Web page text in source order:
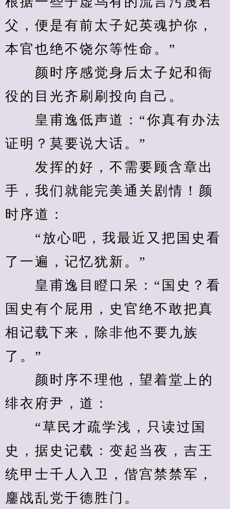
父，便是有前太子妃英魂护你，
本官也绝不饶尔等性命。”
颜时序感觉身后太子妃和衙
役的目光齐刷刷投向自己。
皇甫逸低声道：“你真有办法
证明？莫要说大话。”
发挥的好，不需要顾含章出
手，我们就能完美通关剧情！颜
时序道：
“放心吧，我最近又把国史看
了一遍，记忆犹新。”
皇甫逸目瞪口呆：“国史？看
国史有个屁用，史官绝不敢把真
相记载下来，除非他不要九族
了。”
颜时序不理他，望着堂上的
绯衣府尹，道：
“草民才疏学浅，只读过国
史，据史记载：变起当夜，吉王
统甲士千人入卫，偕宫禁禁军，
鏖战乱党于德胜门。